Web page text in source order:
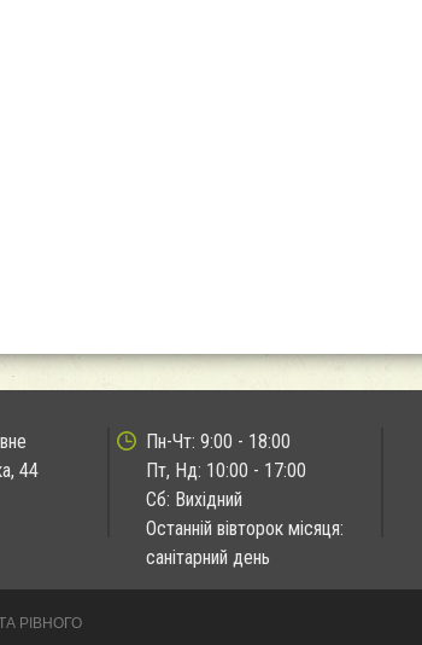
44
Пн-Чт: 9:00 - 18:00
Пт, Нд: 10:00 - 17:00
Сб: Вихідний
Останній вівторок місяця:
санітарний день
РІВНОГО